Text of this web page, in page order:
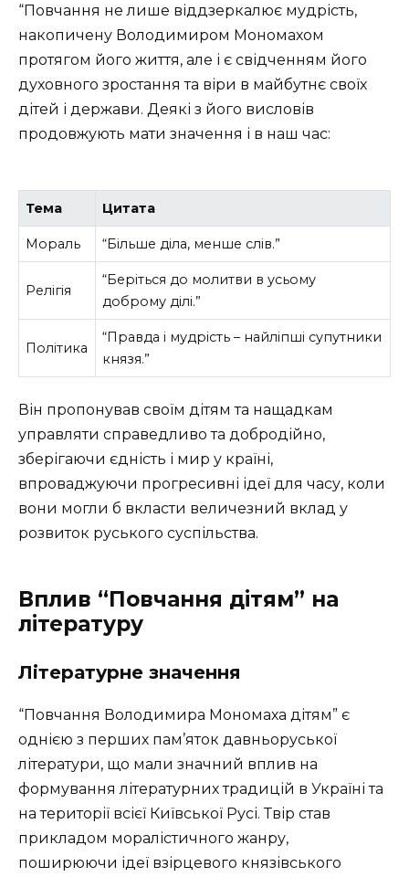
“Повчання не лише віддзеркалює мудрість,
накопичену Володимиром Мономахом
протягом його життя, але і є свідченням його
духовного зростання та віри в майбутнє своїх
дітей і держави. Деякі з його висловів
продовжують мати значення і в наш час:
Тема Цитата
Мораль “Більше діла, менше слів.”
Релігія
“Беріться до молитви в усьому
доброму ділі.”
Політика
“Правда і мудрість – найліпші супутники
князя.”
Він пропонував своїм дітям та нащадкам
управляти справедливо та добродійно,
зберігаючи єдність і мир у країні,
впроваджуючи прогресивні ідеї для часу, коли
вони могли б вкласти величезний вклад у
розвиток руського суспільства.
Вплив “Повчання дітям” на
літературу
Літературне значення
“Повчання Володимира Мономаха дітям” є
однією з перших пам’яток давньоруської
літератури, що мали значний вплив на
формування літературних традицій в Україні та
на території всієї Київської Русі. Твір став
прикладом моралістичного жанру,
поширюючи ідеї взірцевого князівського